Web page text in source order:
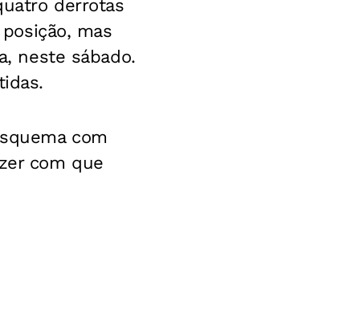
derrotas
mas
neste sábado.
com
com que